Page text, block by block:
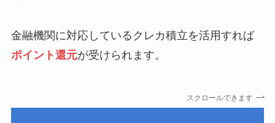
金融機関に対応しているクレカ積立を活用すれば
ポイント還元が受けられます。
スクロールできます